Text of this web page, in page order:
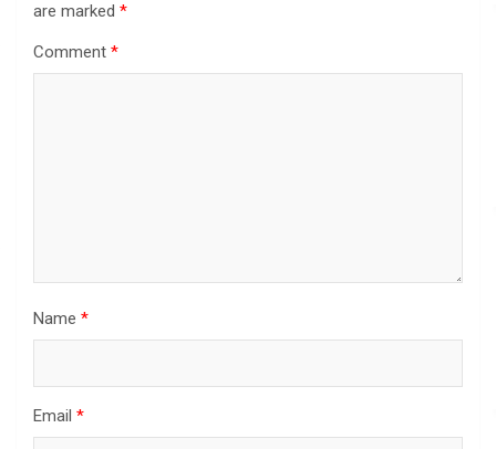
are marked *
Comment *
Name *
Email *